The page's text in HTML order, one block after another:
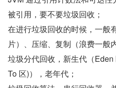
被引用，要不要垃圾回收；
在进行垃圾回收的时候，一般
片）、压缩、复制（浪费一般
垃圾分代回收，新生代（Eden
To 区)），老年代；